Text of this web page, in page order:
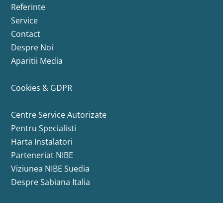
Referinte
Service
Contact
Despre Noi
Aparitii Media
Cookies & GDPR
Centre Service Autorizate
Pentru Specialisti
Harta Instalatori
Parteneriat NIBE
Viziunea NIBE Suedia
Despre Sabiana Italia